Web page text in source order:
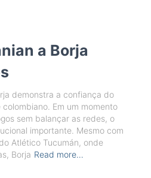
a Borja
demonstra a confiança do
Em um momento
sem balançar as redes, o
importante. Mesmo com
Atlético Tucumán, onde
Borja Read more…